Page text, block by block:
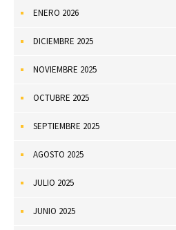
ENERO 2026
DICIEMBRE 2025
NOVIEMBRE 2025
OCTUBRE 2025
SEPTIEMBRE 2025
AGOSTO 2025
JULIO 2025
JUNIO 2025